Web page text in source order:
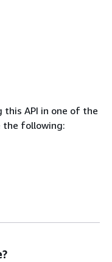
API in one of the
the following: